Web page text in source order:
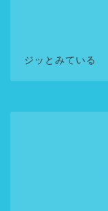
ジッとみている